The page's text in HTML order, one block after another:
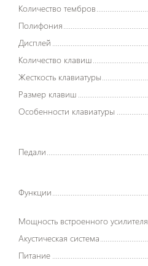
Количество тембров
Полифония
Дисплей
Количество клавиш
Жесткость клавиатуры
Размер клавиш
Особенности клавиатуры
Педали
Функции
Мощность встроенного усилителя
Акустическая система
Питание